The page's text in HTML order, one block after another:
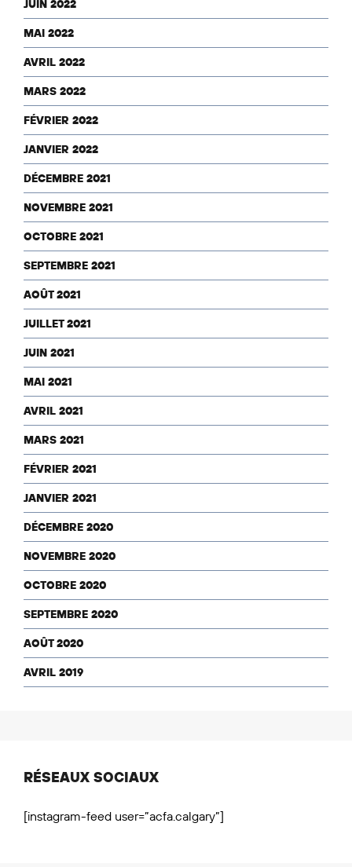
JUIN 2022
MAI 2022
AVRIL 2022
MARS 2022
FÉVRIER 2022
JANVIER 2022
DÉCEMBRE 2021
NOVEMBRE 2021
OCTOBRE 2021
SEPTEMBRE 2021
AOÛT 2021
JUILLET 2021
JUIN 2021
MAI 2021
AVRIL 2021
MARS 2021
FÉVRIER 2021
JANVIER 2021
DÉCEMBRE 2020
NOVEMBRE 2020
OCTOBRE 2020
SEPTEMBRE 2020
AOÛT 2020
AVRIL 2019
RÉSEAUX SOCIAUX
[instagram-feed user=”acfa.calgary”]